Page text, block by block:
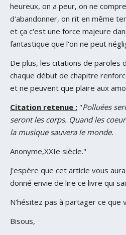
heureux, on a peur, on ne
d'abandonner, on rit en même
et ça c'est une force majeure
fantastique que l'on ne peut
De plus, les citations de paroles
chaque début de chapitre
et ne peuvent que plaire aux
Citation retenue : "Polluées
seront les corps. Quand les
la musique sauvera le monde.
Anonyme,XXIe siècle."
J'espère que cet article vous
donné envie de lire ce livre qui
N'hésitez pas à partager ce que
Bisous,